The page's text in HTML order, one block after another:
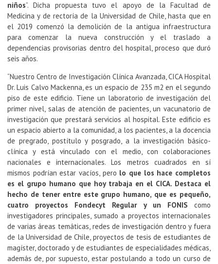
niños”. Dicha propuesta tuvo el apoyo de la Facultad de
Medicina y de rectoría de la Universidad de Chile, hasta que en
el 2019 comenzó la demolición de la antigua infraestructura
para comenzar la nueva construcción y el traslado a
dependencias provisorias dentro del hospital, proceso que duró
seis años.
“Nuestro Centro de Investigación Clínica Avanzada, CICA Hospital
Dr. Luis Calvo Mackenna, es un espacio de 235 m2 en el segundo
piso de este edificio. Tiene un laboratorio de investigación del
primer nivel, salas de atención de pacientes, un vacunatorio de
investigación que prestará servicios al hospital. Este edificio es
un espacio abierto a la comunidad, a los pacientes, a la docencia
de pregrado, postítulo y posgrado, a la investigación básico-
clínica y está vinculado con el medio, con colaboraciones
nacionales e internacionales. Los metros cuadrados en sí
mismos podrían estar vacíos, pero lo que los hace completos
es el grupo humano que hoy trabaja en el CICA. Destaca el
hecho de tener entre este grupo humano, que es pequeño,
cuatro proyectos Fondecyt Regular y un FONIS como
investigadores principales, sumado a proyectos internacionales
de varias áreas temáticas, redes de investigación dentro y fuera
de la Universidad de Chile, proyectos de tesis de estudiantes de
magíster, doctorado y de estudiantes de especialidades médicas,
además de, por supuesto, estar postulando a todo un curso de